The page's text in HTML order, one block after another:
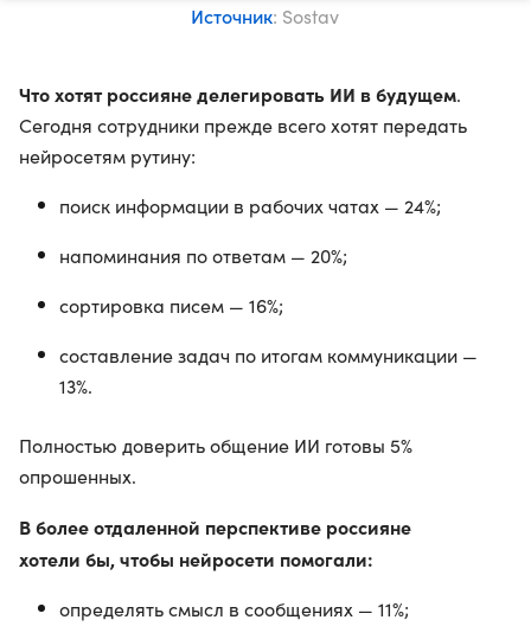
Источник: Sostav
Что хотят россияне делегировать ИИ в будущем.
Сегодня сотрудники прежде всего хотят передать
нейросетям рутину:
поиск информации в рабочих чатах — 24%;
напоминания по ответам — 20%;
сортировка писем — 16%;
составление задач по итогам коммуникации —
13%.
Полностью доверить общение ИИ готовы 5%
опрошенных.
В более отдаленной перспективе россияне
хотели бы, чтобы нейросети помогали:
определять смысл в сообщениях — 11%;